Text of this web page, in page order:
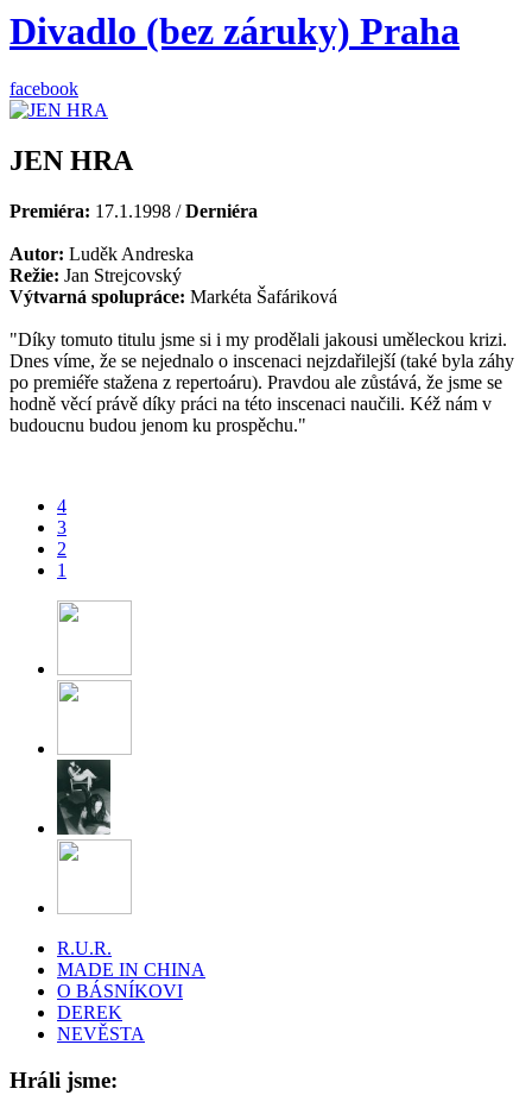
Divadlo (bez záruky) Praha
facebook
JEN HRA
Premiéra: 17.1.1998 /Derniéra
Autor: Luděk Andreska
Režie: Jan Strejcovský
Výtvarná spolupráce: Markéta Šafáriková
"Díky tomuto titulu jsme si i my prodělali jakousi uměleckou krizi.
Dnes víme, že se nejednalo o inscenaci nejzdařilejší (také byla záhy
po premiéře stažena z repertoáru). Pravdou ale zůstává, že jsme se
hodně věcí právě díky práci na této inscenaci naučili. Kéž nám v
budoucnu budou jenom ku prospěchu."
4
3
2
1
R.U.R.
MADE IN CHINA
O BÁSNÍKOVI
DEREK
NEVĚSTA
Hráli jsme: